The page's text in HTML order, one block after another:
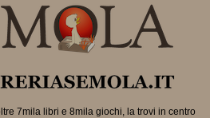
7mila libri e 8mila giochi, la trovi in centro